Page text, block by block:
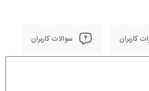
کاربران سوالات کاربران